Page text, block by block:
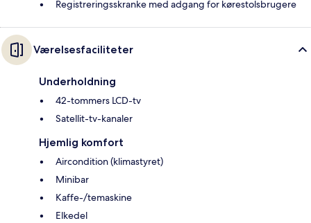
Registreringsskranke med adgang for kørestolsbrugere
Værelsesfaciliteter
Underholdning
42-tommers LCD-tv
Satellit-tv-kanaler
Hjemlig komfort
Aircondition (klimastyret)
Minibar
Kaffe-/temaskine
Elkedel